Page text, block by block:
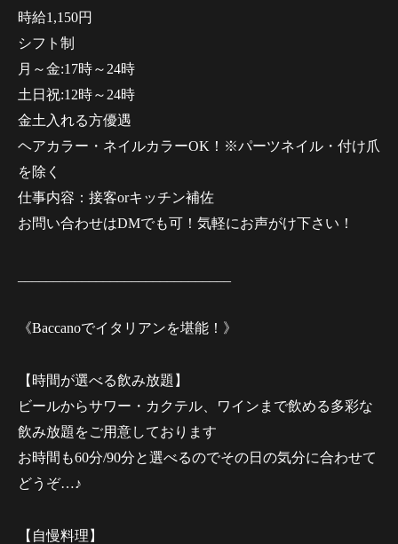
時給1,150円
シフト制
月～金:17時～24時
土日祝:12時～24時
金土入れる方優遇
ヘアカラー・ネイルカラーOK！※パーツネイル・付け爪
を除く
仕事内容：接客orキッチン補佐
お問い合わせはDMでも可！気軽にお声がけ下さい！
《Baccanoでイタリアンを堪能！》
【時間が選べる飲み放題】
ビールからサワー・カクテル、ワインまで飲める多彩な
飲み放題をご用意しております
お時間も60分/90分と選べるのでその日の気分に合わせて
どうぞ…♪
【自慢料理】